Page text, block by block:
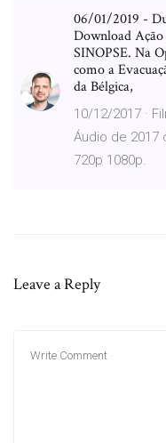
06/01/2019 -
Download
SINOPSE. Na
como a
da Bélgica,
10/12/2017 ·
Áudio de 2017
720p 1080p.
Leave a Reply